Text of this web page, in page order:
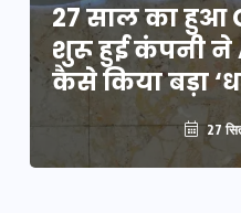
27 साल का हुआ
शुरू हुई कंपनी ने
कैसे किया बड़ा
27